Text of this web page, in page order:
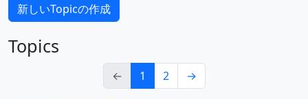
新しいTopicの作成
Topics
← 1 2 →